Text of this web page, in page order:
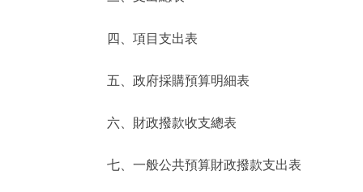
北京概況
綠色北京
ENGLISH
四、項目支出表
五、政府採購預算明細表
六、財政撥款收支總表
七、一般公共預算財政撥款支出表